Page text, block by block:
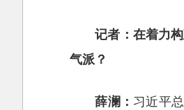
记者：在着力
气派？
薛澜： 习近平